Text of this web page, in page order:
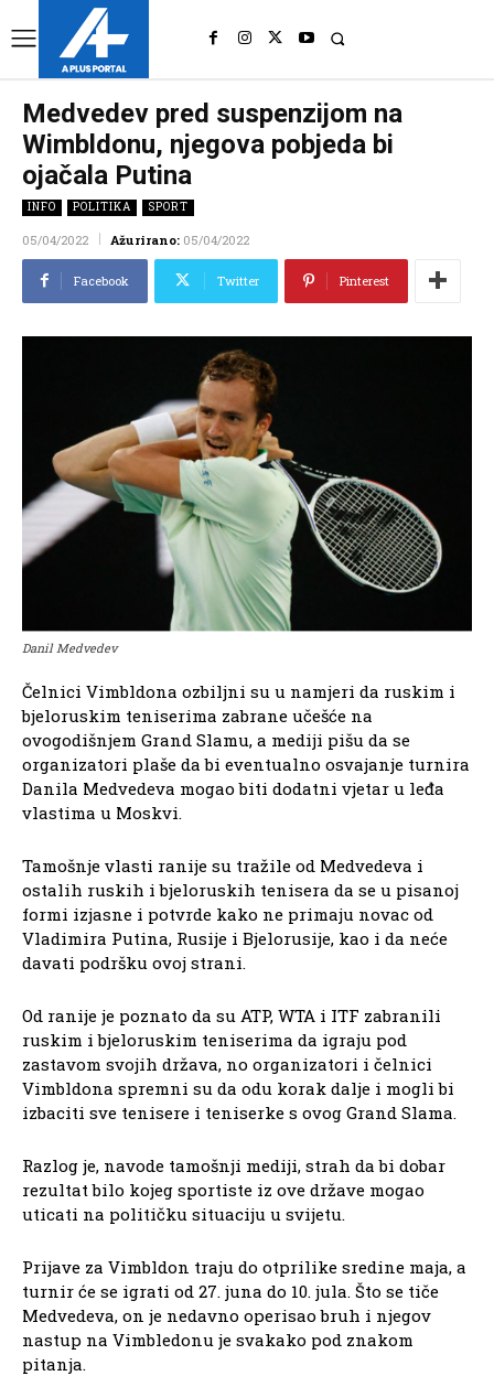
Medvedev pred suspenzijom na
Wimbldonu, njegova pobjeda bi
ojačala Putina
INFO POLITIKA SPORT
05/04/2022 Ažurirano: 05/04/2022
Facebook Twitter Pinterest
Danil Medvedev
Čelnici Vimbldona ozbiljni su u namjeri da ruskim i
bjeloruskim teniserima zabrane učešće na
ovogodišnjem Grand Slamu, a mediji pišu da se
organizatori plaše da bi eventualno osvajanje turnira
Danila Medvedeva mogao biti dodatni vjetar u leđa
vlastima u Moskvi.
Tamošnje vlasti ranije su tražile od Medvedeva i
ostalih ruskih i bjeloruskih tenisera da se u pisanoj
formi izjasne i potvrde kako ne primaju novac od
Vladimira Putina, Rusije i Bjelorusije, kao i da neće
davati podršku ovoj strani.
Od ranije je poznato da su ATP, WTA i ITF zabranili
ruskim i bjeloruskim teniserima da igraju pod
zastavom svojih država, no organizatori i čelnici
Vimbldona spremni su da odu korak dalje i mogli bi
izbaciti sve tenisere i teniserke s ovog Grand Slama.
Razlog je, navode tamošnji mediji, strah da bi dobar
rezultat bilo kojeg sportiste iz ove države mogao
uticati na političku situaciju u svijetu.
Prijave za Vimbldon traju do otprilike sredine maja, a
turnir će se igrati od 27. juna do 10. jula. Što se tiče
Medvedeva, on je nedavno operisao bruh i njegov
nastup na Vimbledonu je svakako pod znakom
pitanja.